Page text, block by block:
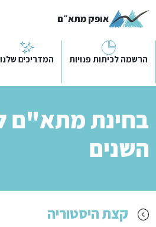
אופק מתא״ם
הרשמה לכיתות פנויות המדריכים שלנו
בחינת מתא"ם
השנים
קצת היסטוריה